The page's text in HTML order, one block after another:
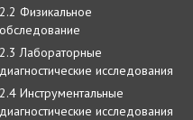
2.2 Физикальное
обследование
2.3 Лабораторные
диагностические исследования
2.4 Инструментальные
диагностические исследования